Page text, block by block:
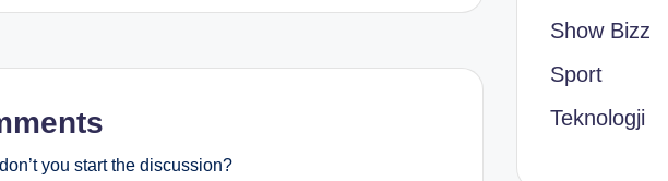
you start the discussion?
Show Bizz
Sport
Teknologji